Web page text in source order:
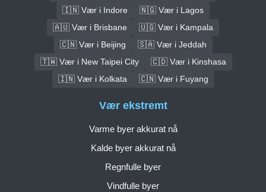
🇮🇳 Vær i Indore
🇳🇬 Vær i Lagos
🇦🇺 Vær i Brisbane
🇺🇬 Vær i Kampala
🇨🇳 Vær i Beijing
🇸🇦 Vær i Jeddah
🇹🇼 Vær i New Taipei City
🇨🇩 Vær i Kinshasa
🇮🇳 Vær i Kolkata
🇨🇳 Vær i Fuyang
Vær ekstremt
Varme byer akkurat nå
Kalde byer akkurat nå
Regnfulle byer
Vindfulle byer